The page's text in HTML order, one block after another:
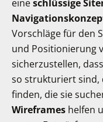
eineschlüssige
Vorschläge für den
und Positionierung
sicherzustellen,
so strukturiert sind,
finden, die sie
Wireframes helfen